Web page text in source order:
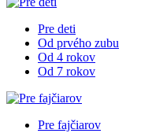
Pre deti
Od prvého zubu
Od 4 rokov
Od 7 rokov
Pre fajčiarov